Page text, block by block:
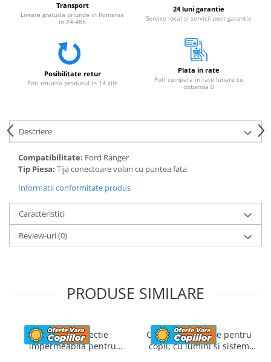
Transport
Livrare gratuita oriunde in Romania
in 24-48h
24 luni garantie
Service local si servicii post garantie
Posibilitate retur
Poti returna produsul in 14 zile
Plata in rate
Poti cumpara in rate lunare cu
dobanda 0
Descriere
Compatibilitate: Ford Ranger
Tip Piesa: Tija conectoare volan cu puntea fata
Informatii conformitate produs
Caracteristici
Review-uri(0)
PRODUSE SIMILARE
Husa de protectie
impermeabila pentru
Casca de protectie pentru
copii, cu lumini si sistem